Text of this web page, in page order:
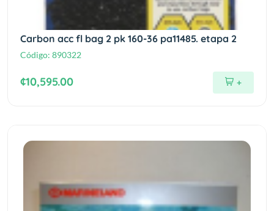
Carbon acc fl bag 2 pk 160-36 pa11485. etapa 2
Código: 890322
¢10,595.00 +